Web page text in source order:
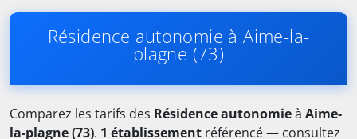
Résidence autonomie à Aime-la-
plagne (73)
Comparez les tarifs des Résidence autonomieà Aime-
la-plagne (73). 1 établissement référencé — consultez